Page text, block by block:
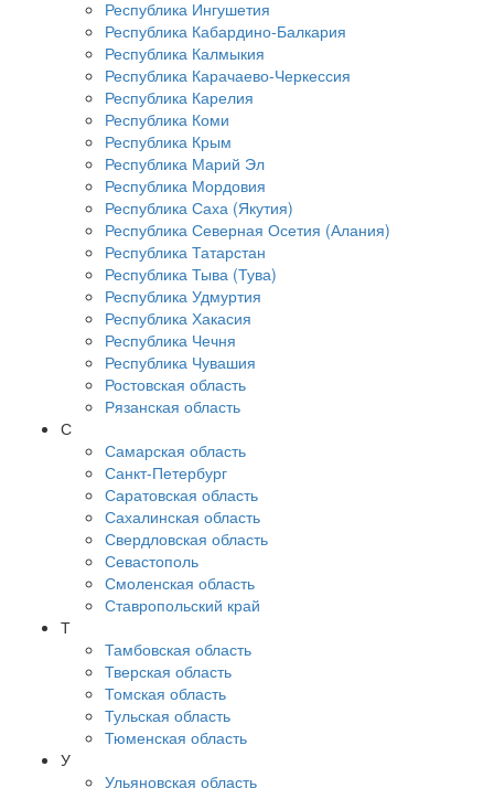
Республика Ингушетия
Республика Кабардино-Балкария
Республика Калмыкия
Республика Карачаево-Черкессия
Республика Карелия
Республика Коми
Республика Крым
Республика Марий Эл
Республика Мордовия
Республика Саха (Якутия)
Республика Северная Осетия (Алания)
Республика Татарстан
Республика Тыва (Тува)
Республика Удмуртия
Республика Хакасия
Республика Чечня
Республика Чувашия
Ростовская область
Рязанская область
С
Самарская область
Санкт-Петербург
Саратовская область
Сахалинская область
Свердловская область
Севастополь
Смоленская область
Ставропольский край
Т
Тамбовская область
Тверская область
Томская область
Тульская область
Тюменская область
У
Ульяновская область